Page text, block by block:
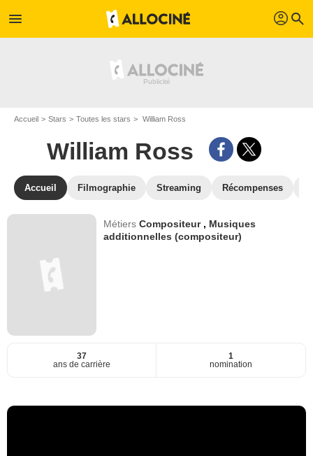
menu profil search
Accueil Stars Toutes les stars William Ross
William Ross
Accueil Filmographie Streaming Récompenses
MétiersCompositeur , Musiques
additionnelles (compositeur)
37
ans de carrière
1
nomination